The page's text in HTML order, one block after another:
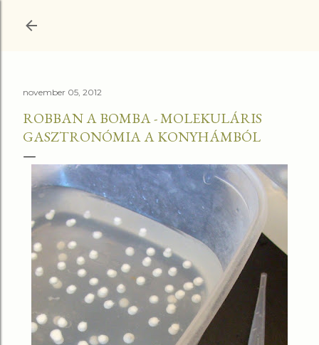
november 05, 2012
ROBBAN A BOMBA - MOLEKULÁRIS
GASZTRONÓMIA A KONYHÁMBÓL